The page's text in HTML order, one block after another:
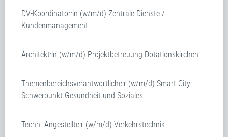
DV-Koordinator:in (w/m/d) Zentrale Dienste /
Kundenmanagement
Architekt:in (w/m/d) Projektbetreuung Dotationskirchen
Themenbereichsverantwortliche:r (w/m/d) Smart City
Schwerpunkt Gesundheit und Soziales
Techn. Angestellte:r (w/m/d) Verkehrstechnik